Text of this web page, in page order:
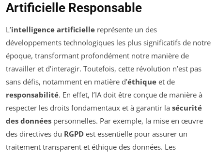
Artificielle Responsable
L’intelligence artificielle représente un des
développements technologiques les plus significatifs de notre
époque, transformant profondément notre manière de
travailler et d’interagir. Toutefois, cette révolution n’est pas
sans défis, notamment en matière d’éthique et de
responsabilité. En effet, l’IA doit être conçue de manière à
respecter les droits fondamentaux et à garantir la sécurité
des données personnelles. Par exemple, la mise en œuvre
des directives du RGPD est essentielle pour assurer un
traitement transparent et éthique des données. Les